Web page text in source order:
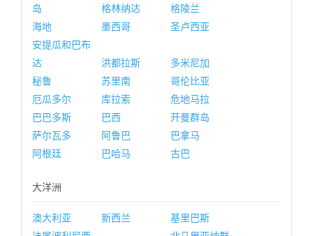
岛
格林纳达
格陵兰
海地
墨西哥
圣卢西亚
安提瓜和巴布
达
洪都拉斯
多米尼加
秘鲁
苏里南
哥伦比亚
厄瓜多尔
库拉索
危地马拉
巴巴多斯
巴西
开曼群岛
萨尔瓦多
阿鲁巴
巴拿马
阿根廷
巴哈马 古巴
大洋洲
澳大利亚 新西兰
基里巴斯